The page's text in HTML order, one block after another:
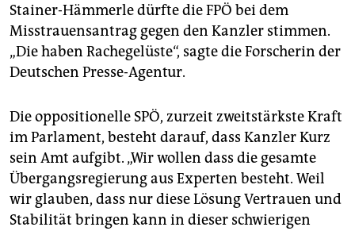
Stainer-Hämmerle dürfte die FPÖ bei dem
Misstrauensantrag gegen den Kanzler stimmen.
„Die haben Rachegelüste“, sagte die Forscherin der
Deutschen Presse-Agentur.
Die oppositionelle SPÖ, zurzeit zweitstärkste Kraft
im Parlament, besteht darauf, dass Kanzler Kurz
sein Amt aufgibt. „Wir wollen dass die gesamte
Übergangsregierung aus Experten besteht. Weil
wir glauben, dass nur diese Lösung Vertrauen und
Stabilität bringen kann in dieser schwierigen